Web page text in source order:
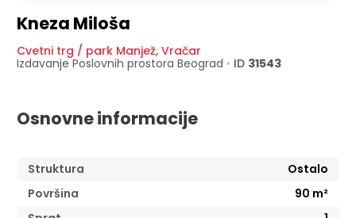
Kneza Miloša
Cvetni trg / park Manjež, Vračar
Izdavanje Poslovnih prostora Beograd • ID 31543
Osnovne informacije
Struktura
Ostalo
Površina
90 m²